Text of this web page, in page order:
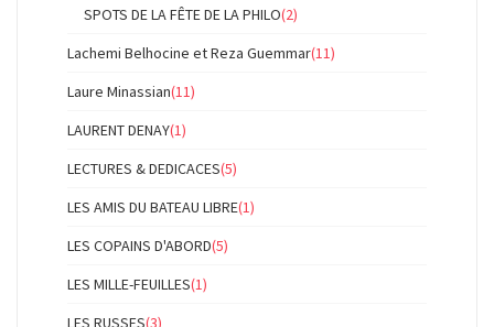
SPOTS DE LA FÊTE DE LA PHILO(2)
Lachemi Belhocine et Reza Guemmar(11)
Laure Minassian(11)
LAURENT DENAY(1)
LECTURES & DEDICACES(5)
LES AMIS DU BATEAU LIBRE(1)
LES COPAINS D'ABORD(5)
LES MILLE-FEUILLES(1)
LES RUSSES(3)